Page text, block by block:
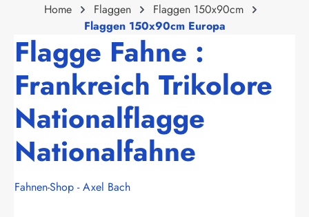
Home Flaggen
Flaggen 150x90cm
Flaggen 150x90cm Europa
Flagge Fahne :
Frankreich Trikolore
Nationalflagge
Nationalfahne
Fahnen-Shop - Axel Bach